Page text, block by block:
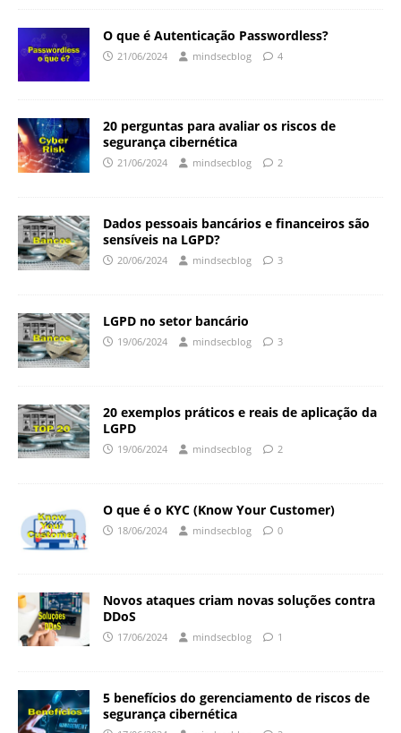
O que é Autenticação Passwordless?
21/06/2024 mindsecblog 4
20 perguntas para avaliar os riscos de
segurança cibernética
21/06/2024 mindsecblog 2
Dados pessoais bancários e financeiros são
sensíveis na LGPD?
20/06/2024 mindsecblog 3
LGPD no setor bancário
19/06/2024 mindsecblog 3
20 exemplos práticos e reais de aplicação da
LGPD
19/06/2024 mindsecblog 2
O que é o KYC (Know Your Customer)
18/06/2024 mindsecblog 0
Novos ataques criam novas soluções contra
DDoS
17/06/2024 mindsecblog 1
5 benefícios do gerenciamento de riscos de
segurança cibernética